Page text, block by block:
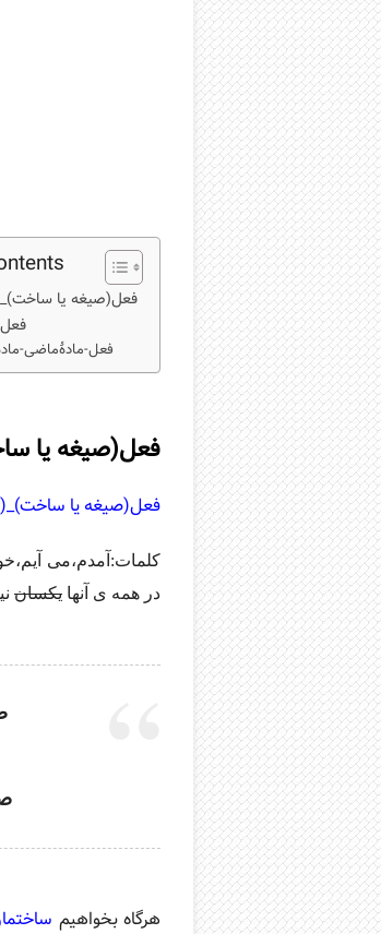
فعل(صیغه یا
فعل-مادۀماضی-
فعل(صیغه یا
فعل(صیغه یا
کلمات:آمدم،می
در همه ی آنها یکسان
هرگاه بخواهیم